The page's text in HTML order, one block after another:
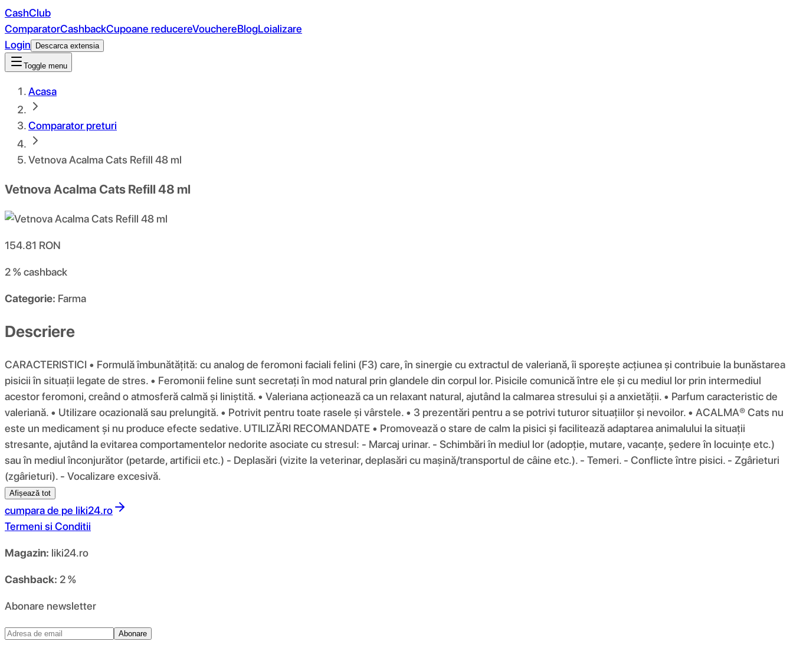
CashClub
ComparatorCashbackCupoane reducereVouchereBlogLoializare
Login
Descarca extensia
Toggle menu
Acasa
Comparator preturi
Vetnova Acalma Cats Refill 48 ml
Vetnova Acalma Cats Refill 48 ml
154.81 RON
2 %cashback
Categorie: Farma
Descriere
CARACTERISTICI • Formulă îmbunătățită: cu analog de feromoni faciali felini (F3) care, în sinergie cu extractul de valeriană, îi sporește acțiunea și contribuie la bunăstarea
pisicii în situații legate de stres. • Feromonii feline sunt secretați în mod natural prin glandele din corpul lor. Pisicile comunică între ele și cu mediul lor prin intermediul
acestor feromoni, creând o atmosferă calmă și liniștită. • Valeriana acționează ca un relaxant natural, ajutând la calmarea stresului și a anxietății. • Parfum caracteristic de
valeriană. • Utilizare ocazională sau prelungită. • Potrivit pentru toate rasele și vârstele. • 3 prezentări pentru a se potrivi tuturor situațiilor și nevoilor. • ACALMA® Cats nu
este un medicament și nu produce efecte sedative. UTILIZĂRI RECOMANDATE • Promovează o stare de calm la pisici și facilitează adaptarea animalului la situații
stresante, ajutând la evitarea comportamentelor nedorite asociate cu stresul: - Marcaj urinar. - Schimbări în mediul lor (adopție, mutare, vacanțe, ședere în locuințe etc.)
sau în mediul înconjurător (petarde, artificii etc.) - Deplasări (vizite la veterinar, deplasări cu mașină/transportul de câine etc.). - Temeri. - Conflicte între pisici. - Zgârieturi
(zgârieturi). - Vocalizare excesivă.
Afișează tot
cumpara de pe liki24.ro
Termeni si Conditii
Magazin: liki24.ro
Cashback: 2 %
Abonare newsletter
Abonare